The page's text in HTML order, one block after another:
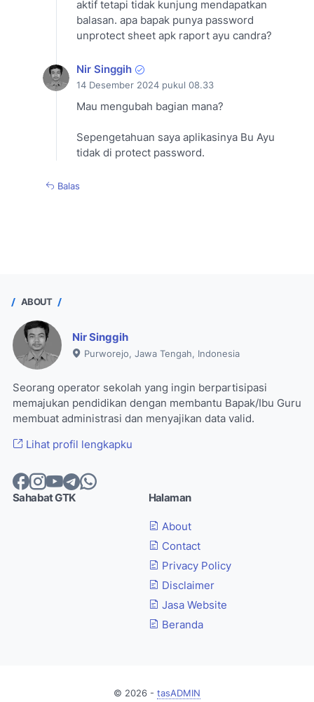
aktif tetapi tidak kunjung mendapatkan
balasan. apa bapak punya password
unprotect sheet apk raport ayu candra?
Nir Singgih
14 Desember 2024 pukul 08.33
Mau mengubah bagian mana?
Sepengetahuan saya aplikasinya Bu Ayu
tidak di protect password.
Balas
ABOUT
Nir Singgih
Purworejo, Jawa Tengah, Indonesia
Seorang operator sekolah yang ingin berpartisipasi
memajukan pendidikan dengan membantu Bapak/Ibu Guru
membuat administrasi dan menyajikan data valid.
Lihat profil lengkapku
Sahabat GTK Halaman
About
Contact
Privacy Policy
Disclaimer
Jasa Website
Beranda
© 2026 - tasADMIN